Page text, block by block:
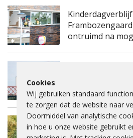
ontruimd na
Fietspad Lange
vanwege
Cookies
Wij gebruiken standaard
te zorgen dat de website naar
Doormiddel van analytische
in hoe u onze website gebruikt